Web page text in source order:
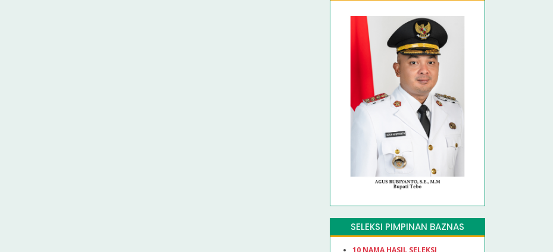
SELEKSI PIMPINAN BAZNAS
10 NAMA HASIL SELEKSI